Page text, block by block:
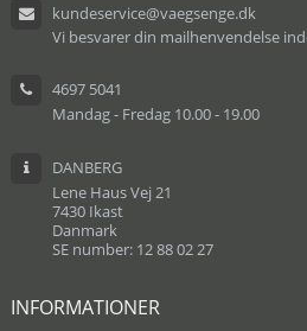
kundeservice@vaegsenge.dk
Vi besvarer din mailhenvendelse
4697 5041
Mandag - Fredag 10.00 - 19.00
DANBERG
Lene Haus Vej 21
7430 Ikast
Danmark
SE number: 12 88 02 27
INFORMATIONER